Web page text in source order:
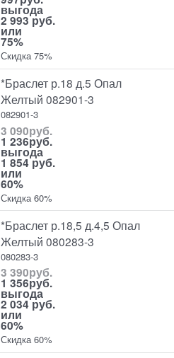
выгода
2 993 руб.
или
75%
Скидка 75%
*Браслет р.18 д.5 Опал
Желтый 082901-3
082901-3
3 090руб.
1 236руб.
выгода
1 854 руб.
или
60%
Скидка 60%
*Браслет р.18,5 д.4,5 Опал
Желтый 080283-3
080283-3
3 390руб.
1 356руб.
выгода
2 034 руб.
или
60%
Скидка 60%